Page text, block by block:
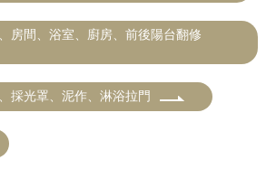
房間、浴室、廚房、前後陽台翻修
採光罩、泥作、淋浴拉門